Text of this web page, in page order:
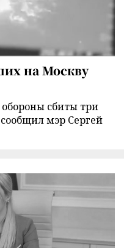
на Москву
сбиты три
мэр Сергей